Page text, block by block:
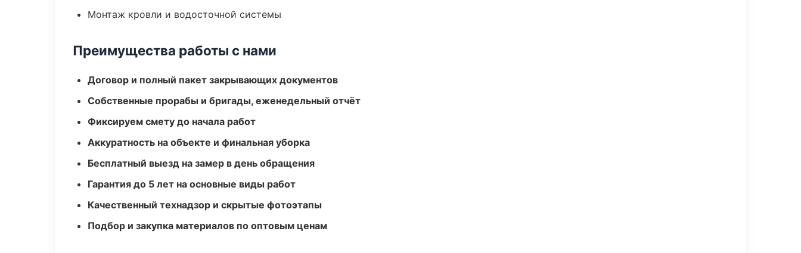
Монтаж кровли и водосточной системы
Преимущества работы с нами
Договор и полный пакет закрывающих документов
Собственные прорабы и бригады, еженедельный отчёт
Фиксируем смету до начала работ
Аккуратность на объекте и финальная уборка
Бесплатный выезд на замер в день обращения
Гарантия до 5 лет на основные виды работ
Качественный технадзор и скрытые фотоэтапы
Подбор и закупка материалов по оптовым ценам